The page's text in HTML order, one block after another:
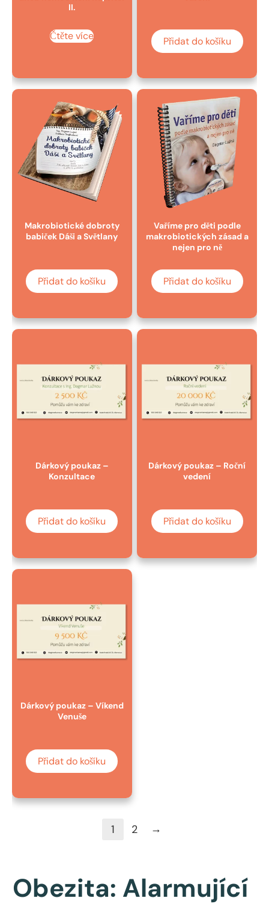
II.
Čtěte více Přidat do košíku
Makrobiotické dobroty
babiček Dáši a Světlany
Přidat do košíku
Vaříme pro děti podle
makrobiotických zásad a
nejen pro ně
Přidat do košíku
Dárkový poukaz –
Konzultace
Přidat do košíku
Dárkový poukaz – Roční
vedení
Přidat do košíku
Dárkový poukaz – Víkend
Venuše
Přidat do košíku
1 2 →
Obezita: Alarmující